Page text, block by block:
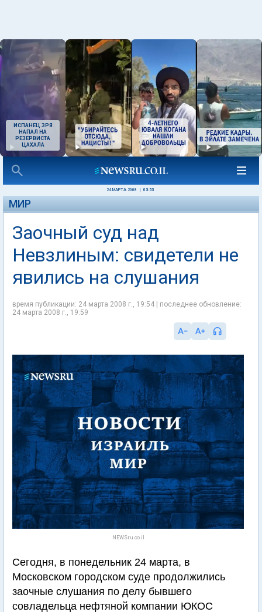
ИСПАНЕЦ ЗРЯ
НАПАЛ НА
РЕЗЕРВИСТА
ЦАХАЛА
24 МАРТА 2008 03:53
МИР
Заочный суд над
Невзлиным: свидетели не
явились на слушания
время публикации: 24 марта 2008 г., 19:54 | последнее обновление:
24 марта 2008 г., 19:59
NEWSru.co.il
Сегодня, в понедельник 24 марта, в
Московском городском суде продолжились
заочные слушания по делу бывшего
совладельца нефтяной компании ЮКОС